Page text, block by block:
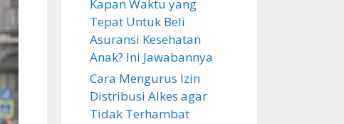
Kapan Waktu yang
Tepat Untuk Beli
Asuransi Kesehatan
Anak? Ini Jawabannya
Cara Mengurus Izin
Distribusi Alkes agar
Tidak Terhambat